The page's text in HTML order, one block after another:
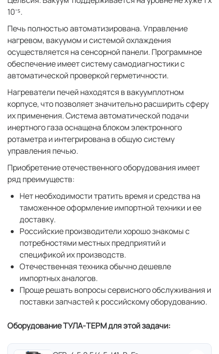
10⁻⁵.
Печь полностью автоматизирована. Управление
нагревом, вакуумом и системой охлаждения
осуществляется на сенсорной панели. Программное
обеспечение имеет систему самодиагностики с
автоматической проверкой герметичности.
Нагреватели печей находятся в вакуумплотном
корпусе, что позволяет значительно расширить сферу
их применения. Система автоматической подачи
инертного газа оснащена блоком электронного
ротаметра и интегрирована в общую систему
управления печью.
Приобретение отечественного оборудования имеет
ряд преимуществ:
Нет необходимости тратить время и средства на
таможенное оформление импортной техники и ее
доставку.
Российские производители хорошо знакомы с
потребностями местных предприятий и
спецификой их производств.
Отечественная техника обычно дешевле
импортных аналогов.
Проще решать вопросы сервисного обслуживания и
поставки запчастей к российскому оборудованию.
Оборудование ТУЛА-ТЕРМ для этой задачи: